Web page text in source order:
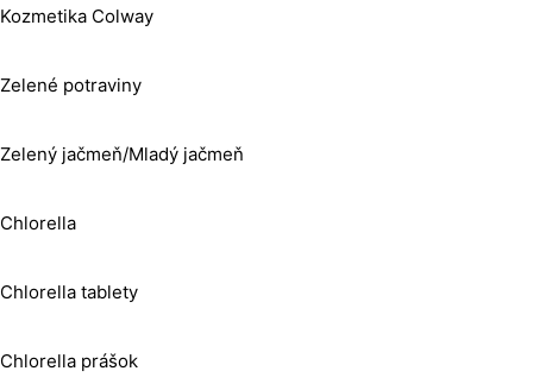
Kozmetika Colway
Zelené potraviny
Zelený jačmeň/Mladý jačmeň
Chlorella
Chlorella tablety
Chlorella prášok